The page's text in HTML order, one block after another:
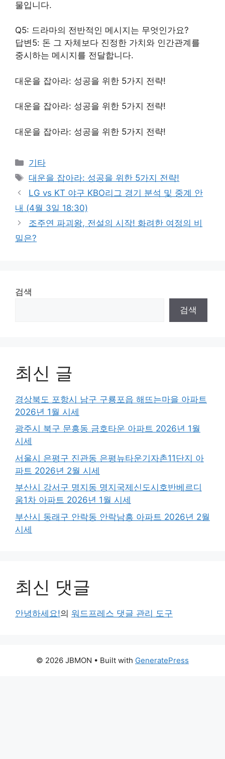
물입니다.
Q5: 드라마의 전반적인 메시지는 무엇인가요?
답변5: 돈 그 자체보다 진정한 가치와 인간관계를
중시하는 메시지를 전달합니다.
대운을 잡아라: 성공을 위한 5가지 전략!
대운을 잡아라: 성공을 위한 5가지 전략!
대운을 잡아라: 성공을 위한 5가지 전략!
Categories
기타
Tags
대운을 잡아라: 성공을 위한 5가지 전략!
LG vs KT 야구 KBO리그 경기 분석 및 중계 안
내 (4월 3일 18:30)
조주연 파괴왕, 전설의 시작! 화려한 여정의 비
밀은?
검색
검색
최신 글
경상북도 포항시 남구 구룡포읍 해뜨는마을 아파트
2026년 1월 시세
광주시 북구 문흥동 금호타운 아파트 2026년 1월
시세
서울시 은평구 진관동 은평뉴타운기자촌11단지 아
파트 2026년 2월 시세
부산시 강서구 명지동 명지국제신도시호반베르디
움1차 아파트 2026년 1월 시세
부산시 동래구 안락동 안락남흥 아파트 2026년 2월
시세
최신 댓글
안녕하세요!의 워드프레스 댓글 관리 도구
© 2026 JBMON • Built with GeneratePress